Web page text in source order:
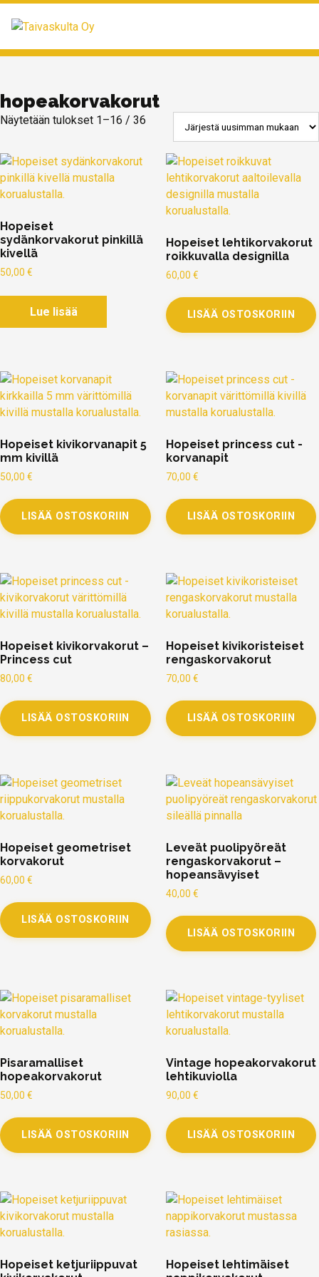
hopeakorvakorut
Näytetään tulokset 1–16 / 36
Hopeiset
sydänkorvakorut pinkillä
kivellä
50,00 €
Lue lisää
Hopeiset lehtikorvakorut
roikkuvalla designilla
60,00 €
LISÄÄ OSTOSKORIIN
Hopeiset kivikorvanapit 5
mm kivillä
50,00 €
LISÄÄ OSTOSKORIIN
Hopeiset princess cut -
korvanapit
70,00 €
LISÄÄ OSTOSKORIIN
Hopeiset kivikorvakorut –
Princess cut
80,00 €
LISÄÄ OSTOSKORIIN
Hopeiset kivikoristeiset
rengaskorvakorut
70,00 €
LISÄÄ OSTOSKORIIN
Hopeiset geometriset
korvakorut
60,00 €
LISÄÄ OSTOSKORIIN
Leveät puolipyöreät
rengaskorvakorut –
hopeansävyiset
40,00 €
LISÄÄ OSTOSKORIIN
Pisaramalliset
hopeakorvakorut
50,00 €
LISÄÄ OSTOSKORIIN
Vintage hopeakorvakorut
lehtikuviolla
90,00 €
LISÄÄ OSTOSKORIIN
Hopeiset ketjuriippuvat
Hopeiset lehtimäiset